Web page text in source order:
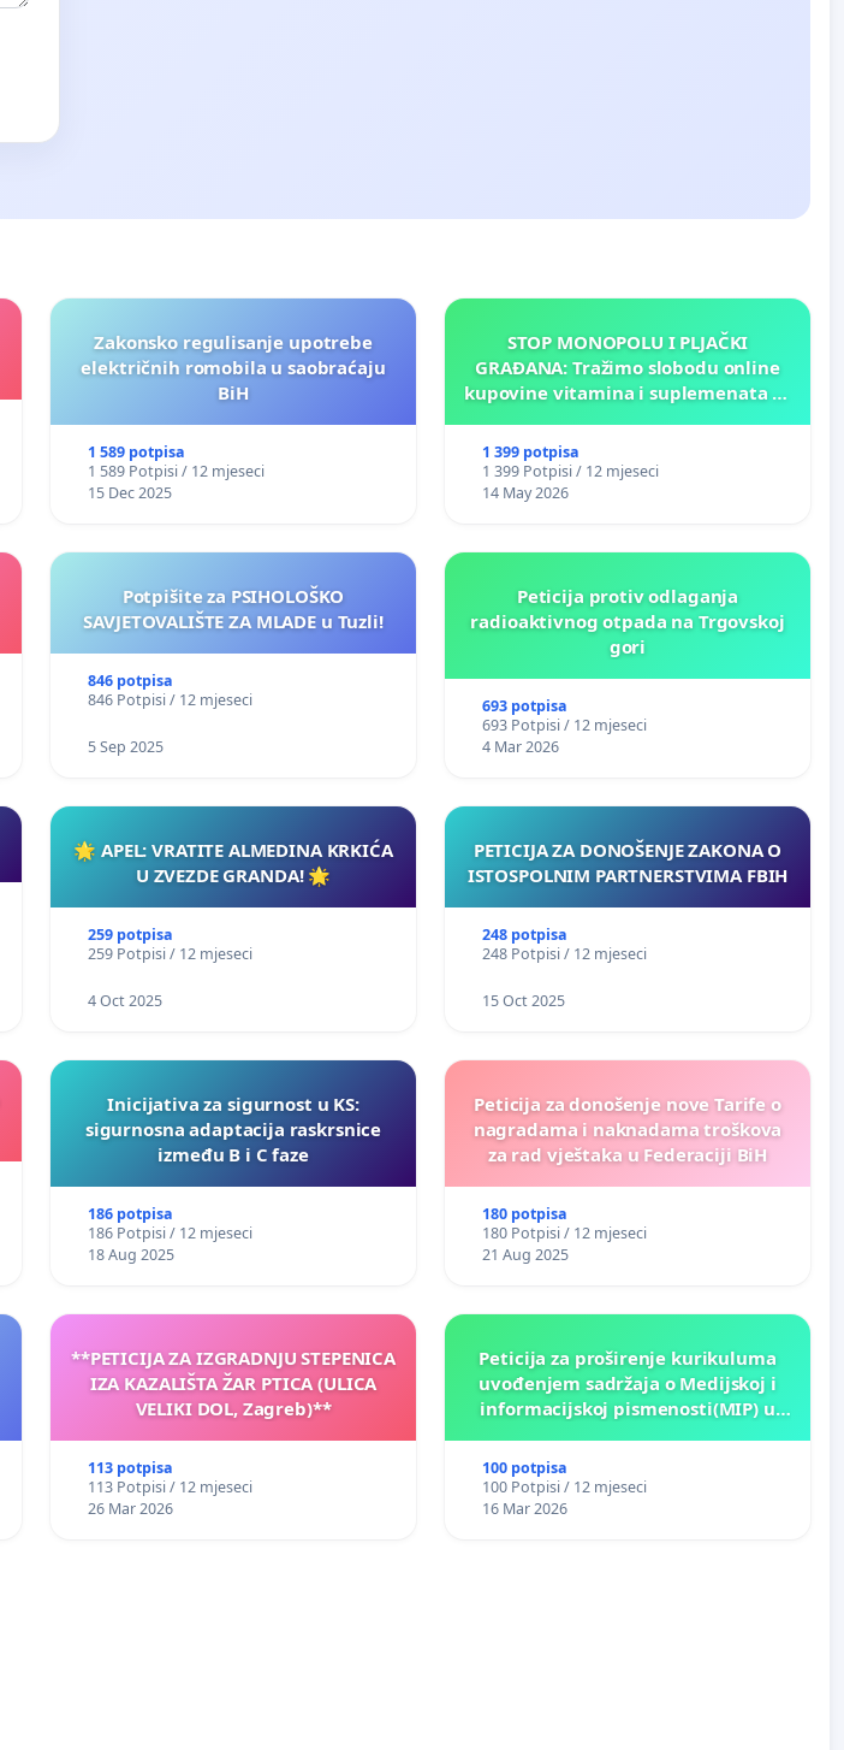
Zakonsko regulisanje upotrebe
električnih romobila u saobraćaju
BiH
1 589 potpisa
1 589 Potpisi / 12 mjeseci
15 Dec 2025
STOP MONOPOLU I PLJAČKI
GRAĐANA: Tražimo slobodu online
kupovine vitamina i suplemenata za
1 399 potpisa
1 399 Potpisi / 12 mjeseci
14 May 2026
Potpišite za PSIHOLOŠKO
SAVJETOVALIŠTE ZA MLADE u Tuzli!
846 potpisa
846 Potpisi / 12 mjeseci
5 Sep 2025
Peticija protiv odlaganja
radioaktivnog otpada na Trgovskoj
gori
693 potpisa
693 Potpisi / 12 mjeseci
4 Mar 2026
🌟 APEL: VRATITE ALMEDINA KRKIĆA
U ZVEZDE GRANDA! 🌟
259 potpisa
259 Potpisi / 12 mjeseci
4 Oct 2025
PETICIJA ZA DONOŠENJE ZAKONA O
ISTOSPOLNIM PARTNERSTVIMA FBIH
248 potpisa
248 Potpisi / 12 mjeseci
15 Oct 2025
Inicijativa za sigurnost u KS:
sigurnosna adaptacija raskrsnice
između B i C faze
186 potpisa
186 Potpisi / 12 mjeseci
18 Aug 2025
Peticija za donošenje nove Tarife o
nagradama i naknadama troškova
za rad vještaka u Federaciji BiH
180 potpisa
180 Potpisi / 12 mjeseci
21 Aug 2025
**PETICIJA ZA IZGRADNJU STEPENICA
IZA KAZALIŠTA ŽAR PTICA (ULICA
VELIKI DOL, Zagreb)**
113 potpisa
113 Potpisi / 12 mjeseci
26 Mar 2026
Peticija za proširenje kurikuluma
uvođenjem sadržaja o Medijskoj i
informacijskoj pismenosti(MIP) u
Kantonu Sarajevo po kros-
kurikularnom modelu (u okviru više
100 potpisa
100 Potpisi / 12 mjeseci
16 Mar 2026